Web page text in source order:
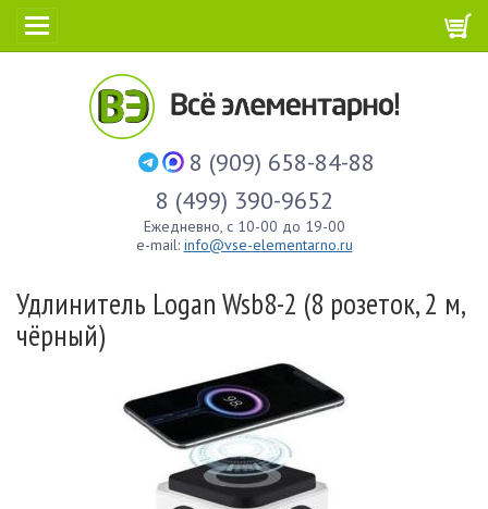
8 (909) 658-84-88
8 (499) 390-9652
Ежедневно, с 10-00 до 19-00
e-mail: info@vse-elementarno.ru
Удлинитель Logan Wsb8-2 (8 розеток, 2 м,
чёрный)